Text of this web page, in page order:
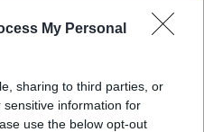
My Personal
sharing to third parties, or
information for
use the below opt-out
Sangue Olbia
Olbia